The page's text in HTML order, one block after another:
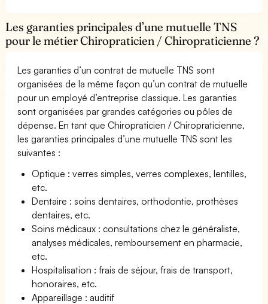
Les garanties principales d’une mutuelle TNS
pour le métier Chiropraticien / Chiropraticienne ?
Les garanties d’un contrat de mutuelle TNS sont
organisées de la même façon qu’un contrat de mutuelle
pour un employé d’entreprise classique. Les garanties
sont organisées par grandes catégories ou pôles de
dépense. En tant que Chiropraticien / Chiropraticienne,
les garanties principales d’une mutuelle TNS sont les
suivantes :
Optique : verres simples, verres complexes, lentilles,
etc.
Dentaire : soins dentaires, orthodontie, prothèses
dentaires, etc.
Soins médicaux : consultations chez le généraliste,
analyses médicales, remboursement en pharmacie,
etc.
Hospitalisation : frais de séjour, frais de transport,
honoraires, etc.
Appareillage : auditif